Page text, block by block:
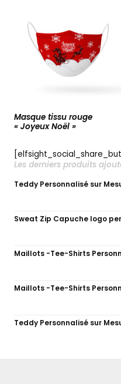
Masque tissu rouge
« Joyeux Noël »
Les derniers produits
Teddy Personnalisé sur
Sweat Zip Capuche logo
Maillots -Tee-Shirts
Maillots -Tee-Shirts
Teddy Personnalisé sur